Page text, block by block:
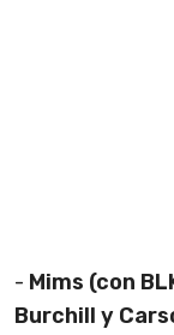
- Mims (con
Burchill y